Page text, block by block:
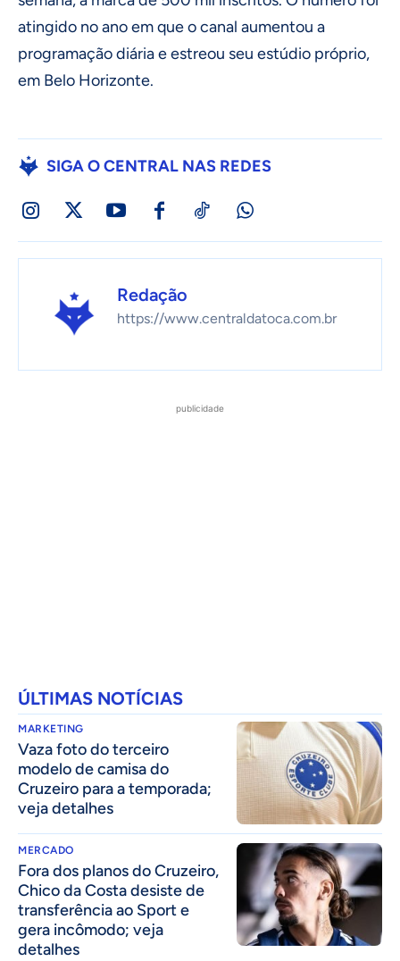
atingido no ano em que o canal aumentou a
programação diária e estreou seu estúdio próprio,
em Belo Horizonte.
SIGA O CENTRAL NAS REDES
Redação
https://www.centraldatoca.com.br
publicidade
ÚLTIMAS NOTÍCIAS
MARKETING
Vaza foto do terceiro
modelo de camisa do
Cruzeiro para a temporada;
veja detalhes
MERCADO
Fora dos planos do Cruzeiro,
Chico da Costa desiste de
transferência ao Sport e
gera incômodo; veja
detalhes